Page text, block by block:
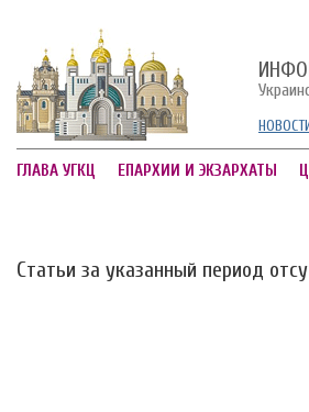
ГЛАВА УГКЦ ЕПАРХИИ И ЭКЗАРХАТЫ
Статьи за указанный период